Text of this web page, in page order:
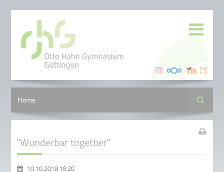
Home Suche
"Wunderbar together"
10.10.2018 18:20